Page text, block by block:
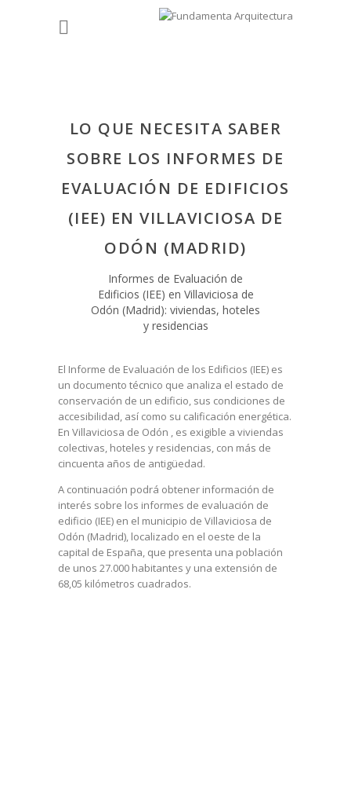
LO QUE NECESITA SABER
SOBRE LOS INFORMES DE
EVALUACIÓN DE EDIFICIOS
(IEE) EN VILLAVICIOSA DE
ODÓN (MADRID)
Informes de Evaluación de
Edificios (IEE) en Villaviciosa de
Odón (Madrid): viviendas, hoteles
y residencias
El Informe de Evaluación de los Edificios (IEE) es
un documento técnico que analiza el estado de
conservación de un edificio, sus condiciones de
accesibilidad, así como su calificación energética.
En Villaviciosa de Odón , es exigible a viviendas
colectivas, hoteles y residencias, con más de
cincuenta años de antigüedad.
A continuación podrá obtener información de
interés sobre los informes de evaluación de
edificio (IEE) en el municipio de Villaviciosa de
Odón (Madrid), localizado en el oeste de la
capital de España, que presenta una población
de unos 27.000 habitantes y una extensión de
68,05 kilómetros cuadrados.